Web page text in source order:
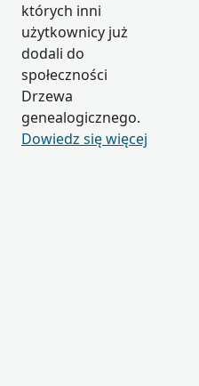
których inni
użytkownicy już
dodali do
społeczności
Drzewa
genealogicznego.
Dowiedz się więcej